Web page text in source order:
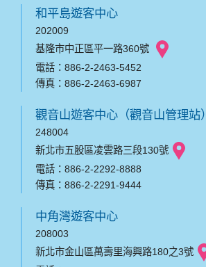
和平島遊客中心
202009
基隆市中正區平一路360號
電話：886-2-2463-5452
傳真：886-2-2463-6987
觀音山遊客中心（觀音山管理站）
248004
新北市五股區凌雲路三段130號
電話：886-2-2292-8888
傳真：886-2-2291-9444
中角灣遊客中心
208003
新北市金山區萬壽里海興路180之3號